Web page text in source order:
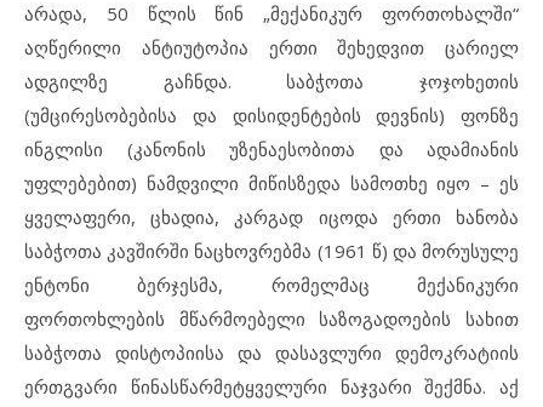
არადა, 50 წლის წინ „მექანიკურ ფორთოხალში“
აღწერილი ანტიუტოპია ერთი შეხედვით ცარიელ
ადგილზე გაჩნდა. საბჭოთა ჯოჯოხეთის
(უმცირესობებისა და დისიდენტების დევნის) ფონზე
ინგლისი (კანონის უზენაესობითა და ადამიანის
უფლებებით) ნამდვილი მიწისზედა სამოთხე იყო – ეს
ყველაფერი, ცხადია, კარგად იცოდა ერთი ხანობა
საბჭოთა კავშირში ნაცხოვრებმა (1961 წ) და მორუსულე
ენტონი ბერჯესმა, რომელმაც მექანიკური
ფორთოხლების მწარმოებელი საზოგადოების სახით
საბჭოთა დისტოპიისა და დასავლური დემოკრატიის
ერთგვარი წინასწარმეტყველური ნაჯვარი შექმნა. აქ